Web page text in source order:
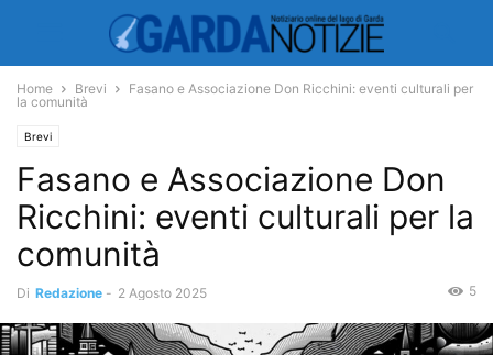
Home Brevi
Fasano e Associazione Don Ricchini: eventi culturali per
la comunità
Brevi
Fasano e Associazione Don
Ricchini: eventi culturali per la
comunità
Di Redazione - 2 Agosto 2025 5